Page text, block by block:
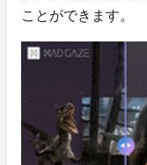
ことができます。